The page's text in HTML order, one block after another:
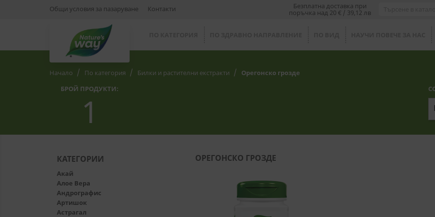
Общи условия за пазаруване Контакти Безплатна доставка при
поръчка над 20 € / 39,12 лв
Начало По категория Билки и растителни екстракти
Орегонско грозде
БРОЙ ПРОДУКТИ:
1
КАТЕГОРИИ
Акай
Алое Вера
Андрографис
Артишок
Астрагал
ОРЕГОНСКО ГРОЗДЕ